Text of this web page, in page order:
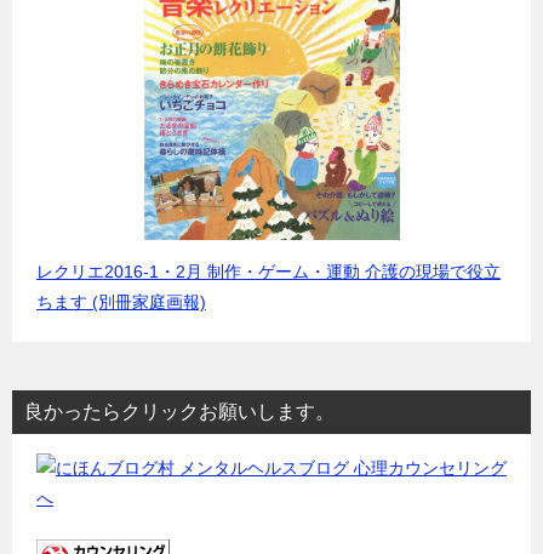
レクリエ2016-1・2月 制作・ゲーム・運動 介護の現場で役立
ちます (別冊家庭画報)
良かったらクリックお願いします。